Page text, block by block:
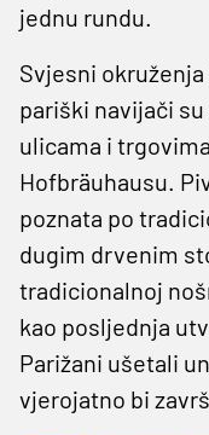
jednu rundu.
Svjesni
pariški navijači
ulicama i
Hofbräuhausu.
poznata po
dugim drvenim
tradicionalnoj
kao posljednja
Parižani ušetali
vjerojatno bi